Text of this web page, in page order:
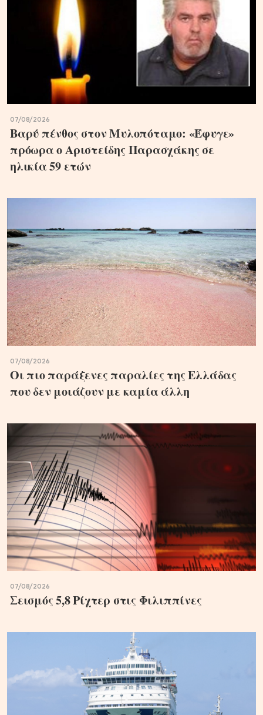
07/08/2026
Βαρύ πένθος στον Μυλοπόταμο: «Έφυγε»
πρόωρα ο Αριστείδης Παρασχάκης σε
ηλικία 59 ετών
07/08/2026
Οι πιο παράξενες παραλίες της Ελλάδας
που δεν μοιάζουν με καμία άλλη
07/08/2026
Σεισμός 5,8 Ρίχτερ στις Φιλιππίνες